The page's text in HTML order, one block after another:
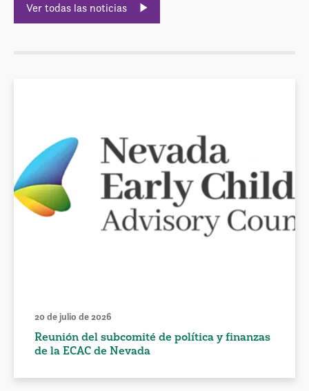
Ver todas las noticias
20 de julio de 2026
Reunión del subcomité de política y finanzas
de la ECAC de Nevada